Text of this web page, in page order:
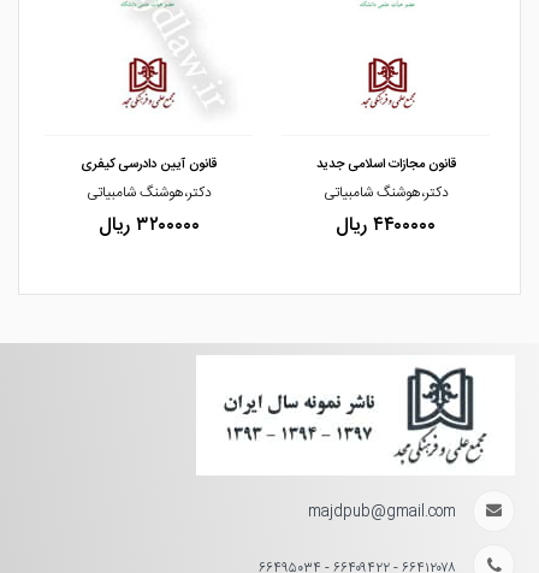
مشاهده و خرید مشاهده و خرید
قانون مجازات اسلامی جدید
دکتر،هوشنگ شامبیاتی
۴۴۰۰۰۰۰ ریال
قانون آیین دادرسی کیفری
دکتر،هوشنگ شامبیاتی
۳۲۰۰۰۰۰ ریال
majdpub@gmail.com
۶۶۴۱۲۰۷۸ - ۶۶۴۰۹۴۲۲ - ۶۶۴۹۵۰۳۴